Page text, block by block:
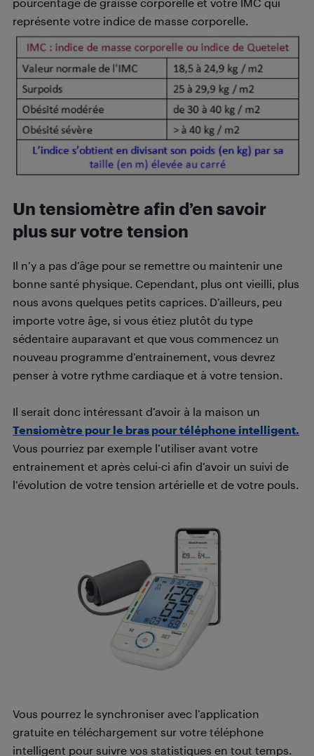
représente votre indice de masse corporelle.
Un tensiomètre afin d’en savoir
plus sur votre tension
Il n’y a pas d’âge pour se remettre ou maintenir une
bonne santé physique. Cependant, plus ont vieilli, plus
nous avons quelques petits caprices. D’ailleurs, peu
importe votre âge, si vous étiez plutôt du type
sédentaire auparavant et que vous commencez un
nouveau programme d’entrainement, vous devrez
penser à votre rythme cardiaque et à votre tension.
Il serait donc intéressant d’avoir à la maison un
Tensiomètre pour le bras pour téléphone intelligent.
Vous pourriez par exemple l’utiliser avant votre
entrainement et après celui-ci afin d’avoir un suivi de
l’évolution de votre tension artérielle et de votre pouls.
Vous pourrez le synchroniser avec l’application
gratuite en téléchargement sur votre téléphone
intelligent pour suivre vos statistiques en tout temps.